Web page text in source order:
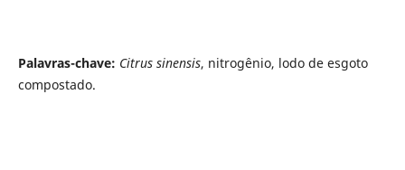
Palavras-chave: Citrus sinensis, nitrogênio, lodo de esgoto
compostado.